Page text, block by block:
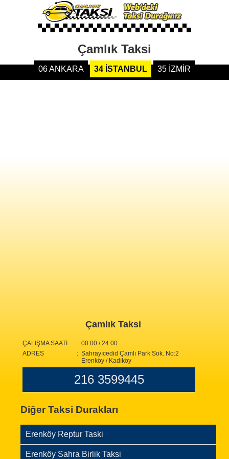
Çamlık Taksi
06 ANKARA 34 İSTANBUL 35 İZMİR
Çamlık Taksi
ÇALIŞMA SAATİ
: 00:00 / 24:00
ADRES
: Sahrayıcedid Çamlı Park Sok. No:2
Erenköy / Kadıköy
216 3599445
Diğer Taksi Durakları
Erenköy Reptur Taski
Erenköy Sahra Birlik Taksi